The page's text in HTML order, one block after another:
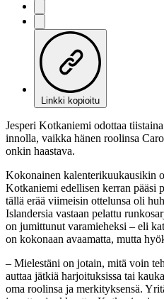
Linkki kopioitu
Jesperi Kotkaniemi odottaa
innolla, vaikka hänen roolinsa
onkin haastava.
Kokonainen kalenterikuukausikin
Kotkaniemi edellisen kerran pääsi
tällä erää viimeisin ottelunsa oli
Islandersia vastaan pelattu
on jumittunut varamieheksi – eli
on kokonaan avaamatta, mutta
– Mielestäni on jotain, mitä voin
auttaa jätkiä harjoituksissa tai
oma roolinsa ja merkityksensä.